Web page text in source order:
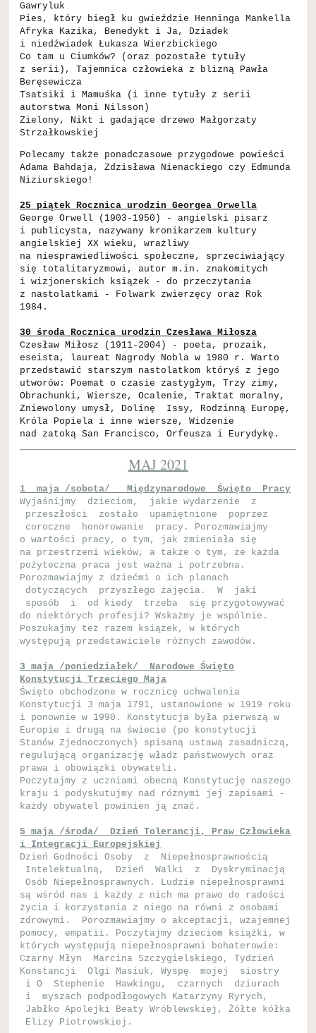
Gawryluk
Pies, który biegł ku gwieździe Henninga Mankella
Afryka Kazika, Benedykt i Ja, Dziadek
i niedźwiadek Łukasza Wierzbickiego
Co tam u Ciumków? (oraz pozostałe tytuły
z serii), Tajemnica człowieka z blizną Pawła
Beręsewicza
Tsatsiki i Mamuśka (i inne tytuły z serii
autorstwa Moni Nilsson)
Zielony, Nikt i gadające drzewo Małgorzaty
Strzałkowskiej
Polecamy także ponadczasowe przygodowe powieści
Adama Bahdaja, Zdzisława Nienackiego czy Edmunda
Niziurskiego!
25 piątek Rocznica urodzin Georgea Orwella
George Orwell (1903-1950) - angielski pisarz
i publicysta, nazywany kronikarzem kultury
angielskiej XX wieku, wrażliwy
na niesprawiedliwości społeczne, sprzeciwiający
się totalitaryzmowi, autor m.in. znakomitych
i wizjonerskich książek - do przeczytania
z nastolatkami - Folwark zwierzęcy oraz Rok
1984.
30 środa Rocznica urodzin Czesława Miłosza
Czesław Miłosz (1911-2004) - poeta, prozaik,
eseista, laureat Nagrody Nobla w 1980 r. Warto
przedstawić starszym nastolatkom któryś z jego
utworów: Poemat o czasie zastygłym, Trzy zimy,
Obrachunki, Wiersze, Ocalenie, Traktat moralny,
Zniewolony umysł, Dolinę Issy, Rodzinną Europę,
Króla Popiela i inne wiersze, Widzenie
nad zatoką San Francisco, Orfeusza i Eurydykę.
MAJ 2021
1 maja /sobota/ Międzynarodowe Święto Pracy
Wyjaśnijmy dzieciom, jakie wydarzenie z
przeszłości zostało upamiętnione poprzez
coroczne honorowanie pracy. Porozmawiajmy
o wartości pracy, o tym, jak zmieniała się
na przestrzeni wieków, a także o tym, że każda
pożyteczna praca jest ważna i potrzebna.
Porozmawiajmy z dziećmi o ich planach
dotyczących przyszłego zajęcia. W jaki
sposób i od kiedy trzeba się przygotowywać
do niektórych profesji? Wskażmy je wspólnie.
Poszukajmy też razem książek, w których
występują przedstawiciele różnych zawodów.
3 maja /poniedziałek/ Narodowe Święto
Konstytucji Trzeciego Maja
Święto obchodzone w rocznicę uchwalenia
Konstytucji 3 maja 1791, ustanowione w 1919 roku
i ponownie w 1990. Konstytucja była pierwszą w
Europie i drugą na świecie (po konstytucji
Stanów Zjednoczonych) spisaną ustawą zasadniczą,
regulującą organizację władz państwowych oraz
prawa i obowiązki obywateli.
Poczytajmy z uczniami obecną Konstytucję naszego
kraju i podyskutujmy nad różnymi jej zapisami -
każdy obywatel powinien ją znać.
5 maja /środa/ Dzień Tolerancji, Praw Człowieka
i Integracji Europejskiej
Dzień Godności Osoby z Niepełnosprawnością
Intelektualną, Dzień Walki z Dyskryminacją
Osób Niepełnosprawnych. Ludzie niepełnosprawni
są wśród nas i każdy z nich ma prawo do radości
życia i korzystania z niego na równi z osobami
zdrowymi. Porozmawiajmy o akceptacji, wzajemnej
pomocy, empatii. Poczytajmy dzieciom książki, w
których występują niepełnosprawni bohaterowie:
Czarny Młyn Marcina Szczygielskiego, Tydzień
Konstancji Olgi Masiuk, Wyspę mojej siostry
i O Stephenie Hawkingu, czarnych dziurach
i myszach podpodłogowych Katarzyny Ryrych,
Jabłko Apolejki Beaty Wróblewskiej, Żółte kółka
Elizy Piotrowskiej.